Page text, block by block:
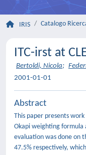
IRIS Catalogo
ITC-irst at
Bertoldi, Nicola;
2001-01-01
Abstract
This paper presents
Okapi weighting formula
evaluation was done on
47.5% respectively,